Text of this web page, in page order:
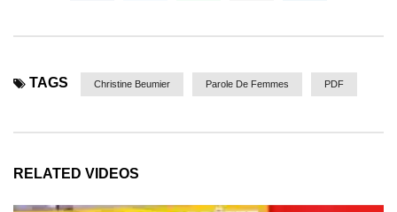
TAGS Christine Beumier Parole De Femmes PDF
RELATED VIDEOS